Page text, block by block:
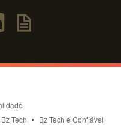
Tech
Bz Tech é Confiável